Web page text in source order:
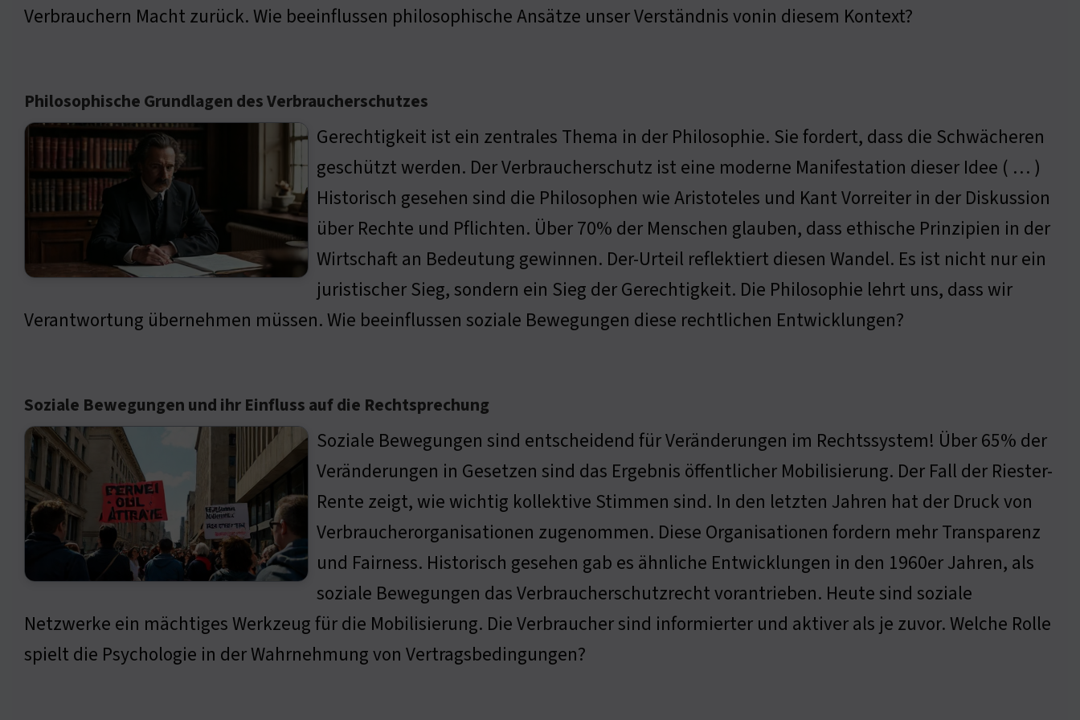
Verbrauchern Macht zurück. Wie beeinflussen philosophische Ansätze unser Verständnis vonin diesem Kontext?
Philosophische Grundlagen des Verbraucherschutzes
Gerechtigkeit ist ein zentrales Thema in der Philosophie. Sie fordert, dass die Schwächeren
geschützt werden. Der Verbraucherschutz ist eine moderne Manifestation dieser Idee ( … )
Historisch gesehen sind die Philosophen wie Aristoteles und Kant Vorreiter in der Diskussion
über Rechte und Pflichten. Über 70% der Menschen glauben, dass ethische Prinzipien in der
Wirtschaft an Bedeutung gewinnen. Der-Urteil reflektiert diesen Wandel. Es ist nicht nur ein
juristischer Sieg, sondern ein Sieg der Gerechtigkeit. Die Philosophie lehrt uns, dass wir
Verantwortung übernehmen müssen. Wie beeinflussen soziale Bewegungen diese rechtlichen Entwicklungen?
Soziale Bewegungen und ihr Einfluss auf die Rechtsprechung
Soziale Bewegungen sind entscheidend für Veränderungen im Rechtssystem! Über 65% der
Veränderungen in Gesetzen sind das Ergebnis öffentlicher Mobilisierung. Der Fall der Riester-
Rente zeigt, wie wichtig kollektive Stimmen sind. In den letzten Jahren hat der Druck von
Verbraucherorganisationen zugenommen. Diese Organisationen fordern mehr Transparenz
und Fairness. Historisch gesehen gab es ähnliche Entwicklungen in den 1960er Jahren, als
soziale Bewegungen das Verbraucherschutzrecht vorantrieben. Heute sind soziale
Netzwerke ein mächtiges Werkzeug für die Mobilisierung. Die Verbraucher sind informierter und aktiver als je zuvor. Welche Rolle
spielt die Psychologie in der Wahrnehmung von Vertragsbedingungen?